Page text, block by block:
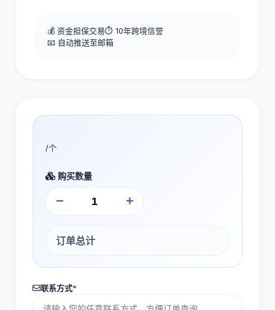
💰 资金担保交易⏱️ 10年跨境信誉
📧 自动推送至邮箱
/个
购买数量
− +
订单总计
联系方式*